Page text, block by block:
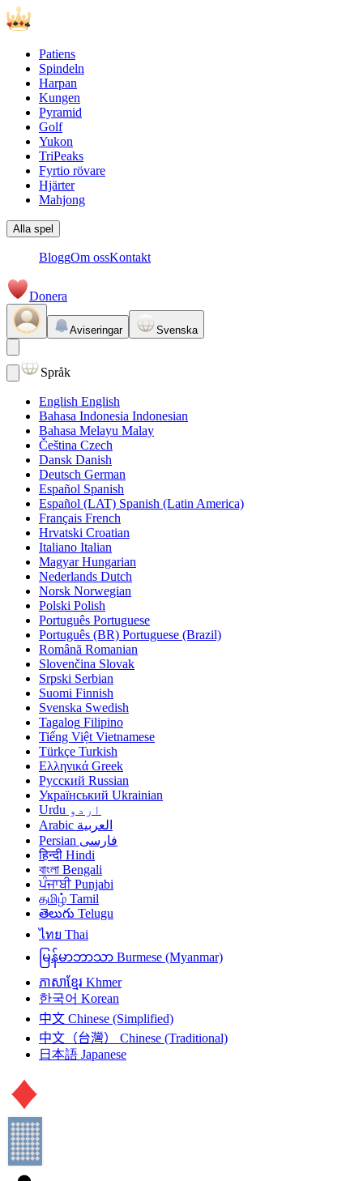
Patiens
Spindeln
Harpan
Kungen
Pyramid
Golf
Yukon
TriPeaks
Fyrtio rövare
Hjärter
Mahjong
Alla spel
BloggOm ossKontakt
Donera
Aviseringar Svenska
Språk
English English
Bahasa Indonesia Indonesian
Bahasa Melayu Malay
Čeština Czech
Dansk Danish
Deutsch German
Español Spanish
Español (LAT) Spanish (Latin America)
Français French
Hrvatski Croatian
Italiano Italian
Magyar Hungarian
Nederlands Dutch
Norsk Norwegian
Polski Polish
Português Portuguese
Português (BR) Portuguese (Brazil)
Română Romanian
Slovenčina Slovak
Srpski Serbian
Suomi Finnish
Svenska Swedish
Tagalog Filipino
Tiếng Việt Vietnamese
Türkçe Turkish
Ελληνικά Greek
Русский Russian
Український Ukrainian
اردو Urdu
العربية Arabic
فارسی Persian
हिन्दी Hindi
বাংলা Bengali
ਪੰਜਾਬੀ Punjabi
தமிழ் Tamil
తెలుగు Telugu
ไทย Thai
မြန်မာဘာသာ Burmese (Myanmar)
ភាសាខ្មែរ Khmer
한국어 Korean
中文 Chinese (Simplified)
中文（台灣）
Chinese (Traditional)
日本語 Japanese